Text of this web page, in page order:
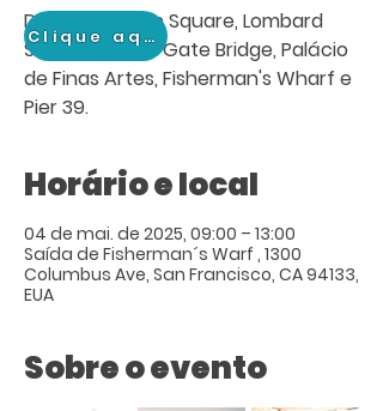
Destinos: Union Square, Lombard
Street, Golden Gate Bridge, Palácio
de Finas Artes, Fisherman's Wharf e
Pier 39.
Horário e local
04 de mai. de 2025, 09:00 – 13:00
Saída de Fisherman´s Warf , 1300
Columbus Ave, San Francisco, CA 94133,
EUA
Sobre o evento
Clique aqui